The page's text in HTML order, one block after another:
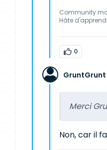
Community
Hâte
0
GruntGrunt
Merci
Non, car il